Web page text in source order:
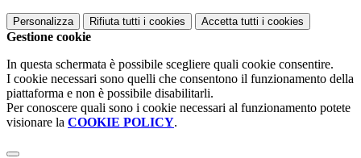
Personalizza Rifiuta tutti i cookies Accetta tutti i cookies
Gestione cookie
In questa schermata è possibile scegliere quali cookie consentire.
I cookie necessari sono quelli che consentono il funzionamento della
piattaforma e non è possibile disabilitarli.
Per conoscere quali sono i cookie necessari al funzionamento potete
visionare la COOKIE POLICY.